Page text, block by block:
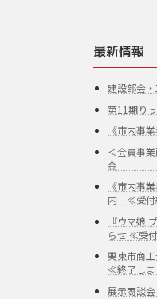
最新情報
建設部会
第11期り
《市内事
＜会員事
《市内事
内 ≪受付
『ウマ娘
らせ ≪受
栗東市商
≪終了し
展示商談